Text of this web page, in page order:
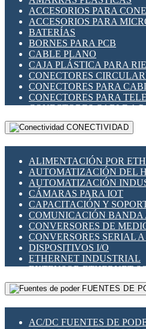
INDICADORES PARA
INTERFACES DE RELÉ
INTERRUPTORES FIN DE
LLAVES CONMUTADORAS
MEDIDORES DE
MOTORES PASO A PASO
PANTALLAS HMI
PLC -CONTROLADORES
PROGRAMADORES DE
RELÉS DE PROTECCIÓN
SENSORES CAPACITIVOS
SENSORES INDUCTIVOS
TEMPORIZADORES
VARIACS
VARIADORES DE
SECCIONADORES -
MAQUINARIA
ACCESORIOS PARA
ACCESORIOS PARA
BATERÍAS
BORNES PARA PCB
CABLE PLANO
CAJA PLÁSTICA PARA
CONECTORES
CONECTORES PARA
CONECTORES PARA
CONECTORES CABLE A
CONECTORES PCB A
DIP SWITCHES
HERRAMIENTAS VARIAS
ILUMINACIÓN LED
INTERRUPTORES REED
INTERFACES DE RELÉ
OTROS RELÉS
PROTECCIÓN TÉRMICA
RELÉS AUTOMOTRICES
RELÉS DE SEÑAL
RELÉS DE ESTADO
RELÉS INDUSTRIALES
RELÉS MINIATURA DE
SENSORES MAGNÉTICOS
SWITCH Y MICROSWITCH
CONECTIVIDAD
ALIMENTACIÓN POR
AUTOMATIZACIÓN DEL
AUTOMATIZACIÓN
CÁMARAS PARA IOT
CAPACITACIÓN Y
COMUNICACIÓN BANDA
CONVERSORES DE
CONVERSORES SERIAL
DISPOSITIVOS I/O
ETHERNET INDUSTRIAL
EXTENSOR ETHERNET
GATEWAY LORAWAN
GESTIÓN DE REDES
PLACAS MODULARES
FUENTES DE
AC/DC FUENTES DE